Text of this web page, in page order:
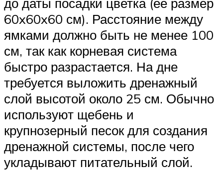
60x60x60 см). Расстояние между
ямками должно быть не менее 100
см, так как корневая система
быстро разрастается. На дне
требуется выложить дренажный
слой высотой около 25 см. Обычно
используют щебень и
крупнозерный песок для создания
дренажной системы, после чего
укладывают питательный слой.